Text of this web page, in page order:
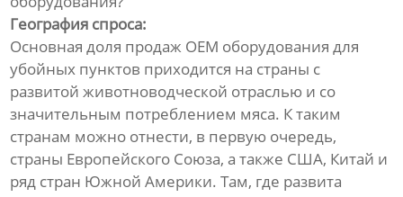
География спроса:
Основная доля продаж OEM оборудования для
убойных пунктов приходится на страны с
развитой животноводческой отраслью и со
значительным потреблением мяса. К таким
странам можно отнести, в первую очередь,
страны Европейского Союза, а также США, Китай и
ряд стран Южной Америки. Там, где развита